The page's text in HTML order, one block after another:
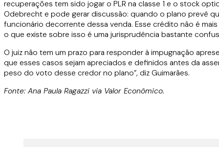
recuperações tem sido jogar o PLR na classe 1 e o stock
Odebrecht e pode gerar discussão: quando o plano prevê
funcionário decorrente dessa venda. Esse crédito não é
o que existe sobre isso é uma jurisprudência bastante
O juiz não tem um prazo para responder à impugnação
que esses casos sejam apreciados e definidos antes da
peso do voto desse credor no plano”, diz Guimarães.
Fonte: Ana Paula Ragazzi via Valor Econômico.